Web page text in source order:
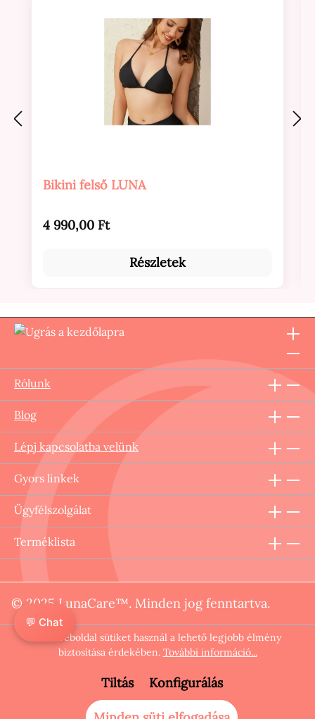
Bikini felső LUNA
Normál ár:
4 990,00 Ft
Részletek
Rólunk
Blog
Lépj kapcsolatba velünk
Gyors linkek
Ügyfélszolgálat
Terméklista
© 2025 LunaCare™. Minden jog fenntartva.
Ez a weboldal sütiket használ a lehető legjobb élmény
biztosítása érdekében. További információ...
Tiltás Konfigurálás
💬 Chat